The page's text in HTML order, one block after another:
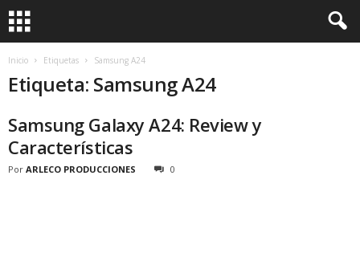
Inicio Etiquetas Samsung A24
Etiqueta: Samsung A24
Samsung Galaxy A24: Review y
Características
Por ARLECO PRODUCCIONES 0